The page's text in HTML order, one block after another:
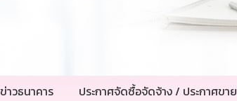
ข่าวธนาคาร ประกาศจัดซื้อจัดจ้าง / ประกาศขาย